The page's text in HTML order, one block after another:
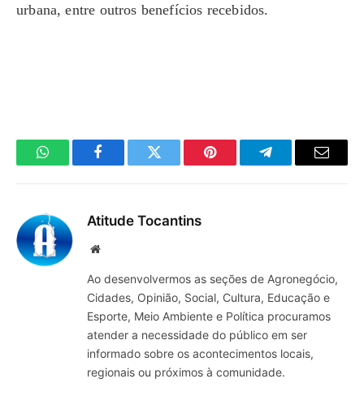
urbana, entre outros benefícios recebidos.
WhatsAppFacebookTwitter Pinterest TelegramaE-
Atitude Tocantins
Site
Ao desenvolvermos as seções de Agronegócio,
Cidades, Opinião, Social, Cultura, Educação e
Esporte, Meio Ambiente e Política procuramos
atender a necessidade do público em ser
informado sobre os acontecimentos locais,
regionais ou próximos à comunidade.